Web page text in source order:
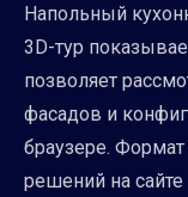
Напольный
3D-тур
позволяет
фасадов и
браузере.
решений на сайте